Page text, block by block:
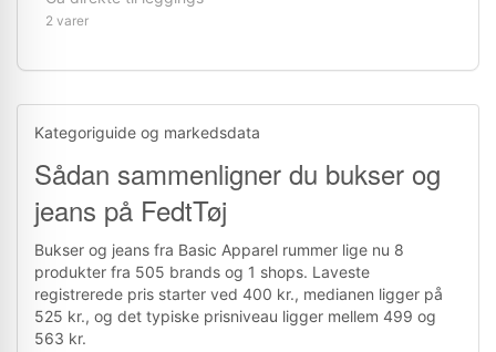
2 varer
Kategoriguide og markedsdata
Sådan sammenligner du bukser og
jeans på FedtTøj
Bukser og jeans fra Basic Apparel rummer lige nu 8
produkter fra 505 brands og 1 shops. Laveste
registrerede pris starter ved 400 kr., medianen ligger på
525 kr., og det typiske prisniveau ligger mellem 499 og
563 kr.